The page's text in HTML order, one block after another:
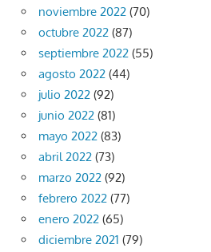
noviembre 2022 (70)
octubre 2022 (87)
septiembre 2022 (55)
agosto 2022 (44)
julio 2022 (92)
junio 2022 (81)
mayo 2022 (83)
abril 2022 (73)
marzo 2022 (92)
febrero 2022 (77)
enero 2022 (65)
diciembre 2021 (79)